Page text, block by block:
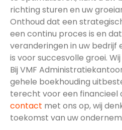
richting sturen en uw
Onthoud dat een
een continu proces is en
veranderingen in uw bedrijf
is voor succesvolle groei.
Bij VMF
gehele boekhouding
terecht voor een financieel
contact met ons op, wij
toekomst van uw